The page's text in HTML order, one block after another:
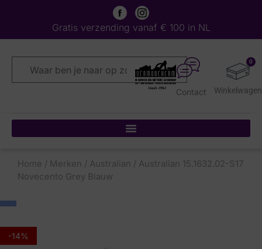
Gratis verzending vanaf € 100 in NL
0
Contact
Home / Merken / Australian / Australian 15.1632.02-S17
Novecento Grey Blauw
-14%